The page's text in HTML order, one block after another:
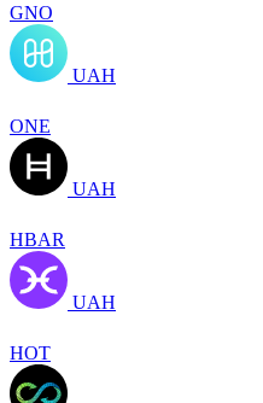
GNO
UAH
ONE
UAH
HBAR
UAH
HOT